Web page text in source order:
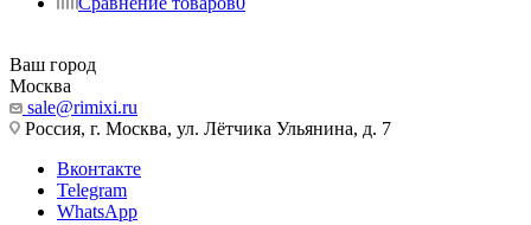
Ваш город
Москва
sale@rimixi.ru
Россия, г. Москва, ул. Лётчика Ульянина, д. 7
Вконтакте
Telegram
WhatsApp